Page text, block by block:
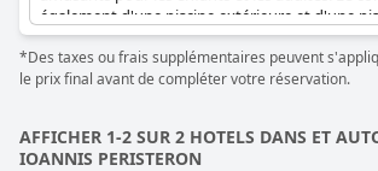
également d'une piscine extérieure et d'une
enfants. Les clients ont particulièrement
les spectacles proposés qui ont apporté
*Des taxes ou frais supplémentaires peuvent
le prix final avant de compléter votre réservation.
AFFICHER 1-2 SUR 2 HOTELS DANS ET
IOANNIS PERISTERON